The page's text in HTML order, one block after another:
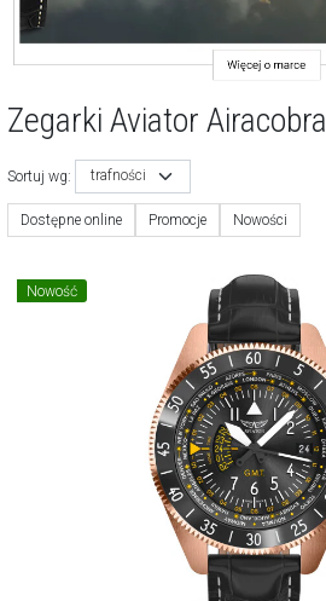
Zegarki Aviator Airacobra
Sortuj wg: trafności
Dostępne online Promocje Nowości
Nowość